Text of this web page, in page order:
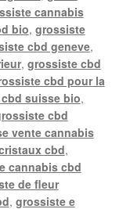
cannabis
bio, grossiste
cbd geneve,
, grossiste cbd
cbd pour la
suisse bio,
cbd
vente cannabis
cbd,
cannabis cbd
de fleur
, grossiste e